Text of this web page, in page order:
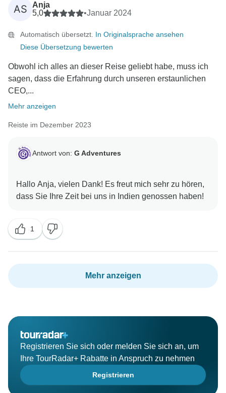
AS
Anja
5,0
•Januar 2024
Automatisch übersetzt. In Originalsprache ansehen
Diese Übersetzung bewerten
Obwohl ich alles an dieser Reise geliebt habe, muss ich
sagen, dass die Erfahrung durch unseren erstaunlichen
CEO,...
Mehr anzeigen
Reiste im Dezember 2023
Antwort von: G Adventures
Hallo Anja, vielen Dank! Es freut mich sehr zu hören,
1
Mehr anzeigen
Registrieren Sie sich oder melden Sie sich an, um
Ihre TourRadar+ Rabatte in Anspruch zu nehmen
Registrieren